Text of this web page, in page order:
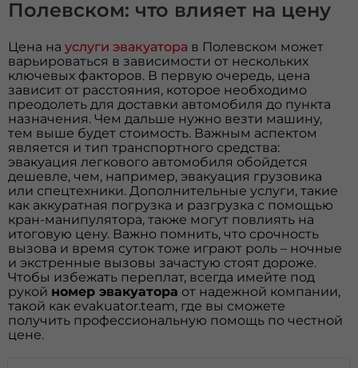
Полевском: что влияет на цену
Цена науслуги эвакуатора в Полевском может
варьироваться в зависимости от нескольких
ключевых факторов. В первую очередь, цена
зависит от расстояния, которое необходимо
преодолеть для доставки автомобиля до пункта
назначения. Чем дальше нужно везти машину,
тем выше будет стоимость. Важным аспектом
является и тип транспортного средства:
эвакуация легкового автомобиля обойдется
дешевле, чем, например, эвакуация грузовика
или спецтехники. Дополнительные услуги, такие
как аккуратная погрузка и разгрузка с помощью
кран-манипулятора, также могут повлиять на
итоговую цену. Важно помнить, что срочность
вызова и время суток тоже играют роль – ночные
и экстренные вызовы зачастую стоят дороже.
Чтобы избежать переплат, всегда имейте под
рукой номер эвакуатора от надежной компании,
такой как evakuator.team, где вы сможете
получить профессиональную помощь по честной
цене.